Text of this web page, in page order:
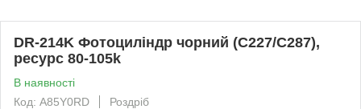
DR-214K Фотоциліндр чорний (C227/C287),
ресурс 80-105k
В наявності
Код: A85Y0RD
Роздріб